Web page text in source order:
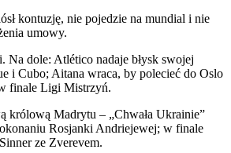
kontuzję, nie pojedzie na mundial i nie
umowy.
dole: Atlético nadaje błysk swojej
i Cubo; Aitana wraca, by polecieć do Oslo
finale Ligi Mistrzyń.
królową Madrytu – „Chwała Ukrainie”
Rosjanki Andriejewej; w finale
ze Zverevem.